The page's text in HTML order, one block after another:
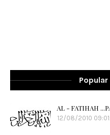
Popular
AL - FATIHAH
12/08/2010